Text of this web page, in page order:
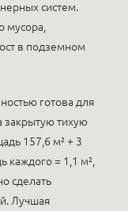
систем.
мусора,
в подземном
готова для
закрытую тихую
157,6 м² + 3
каждого = 1,1 м²,
сделать
Лучшая